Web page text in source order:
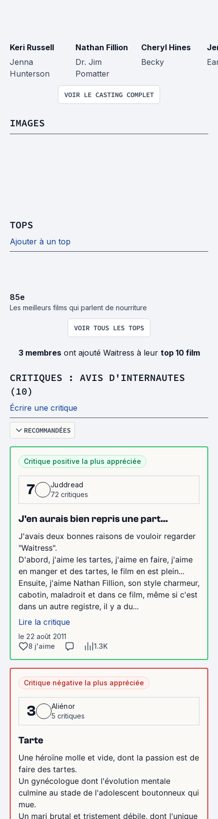
Keri Russell
Jenna
Hunterson
Nathan Fillion
Dr. Jim
Pomatter
Cheryl Hines
Becky
VOIR LE CASTING COMPLET
IMAGES
TOPS
Ajouter à un top
85e
Les meilleurs films qui parlent de nourriture
VOIR TOUS LES TOPS
3 membresont ajouté Waitress à leur top 10 film
CRITIQUES : AVIS D'INTERNAUTES
(10)
Écrire une critique
RECOMMANDÉES
Critique positive la plus appréciée
7
Juddread
72 critiques
J'en aurais bien repris une part...
J'avais deux bonnes raisons de vouloir regarder
"Waitress".
D'abord, j'aime les tartes, j'aime en faire, j'aime
en manger et des tartes, le film en est plein...
Ensuite, j'aime Nathan Fillion, son style charmeur,
cabotin, maladroit et dans ce film, même si c'est
dans un autre registre, il y a du...
Lire la critique
le 22 août 2011
8 j'aime
1.3K
Critique négative la plus appréciée
3
Aliénor
5 critiques
Tarte
Une héroïne molle et vide, dont la passion est de
faire des tartes.
Un gynécologue dont l'évolution mentale
culmine au stade de l'adolescent boutonneux qui
mue.
Un mari brutal et tristement débile, dont l'unique